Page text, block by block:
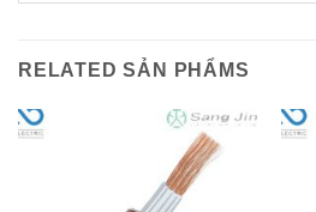
RELATED SẢN PHẨMS